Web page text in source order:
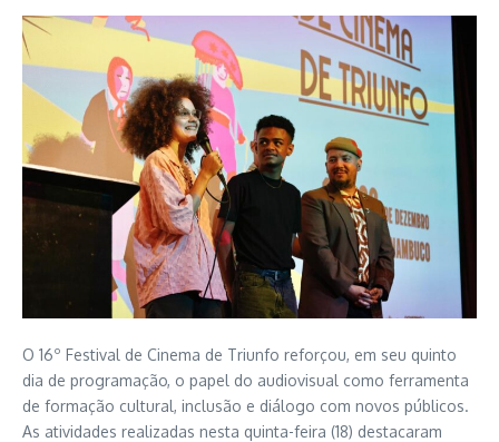
O 16º Festival de Cinema de Triunfo reforçou, em seu quinto
dia de programação, o papel do audiovisual como ferramenta
de formação cultural, inclusão e diálogo com novos públicos.
As atividades realizadas nesta quinta-feira (18) destacaram